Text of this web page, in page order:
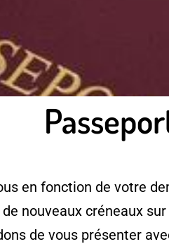
en fonction de votre
nouveaux créneaux
de vous présenter